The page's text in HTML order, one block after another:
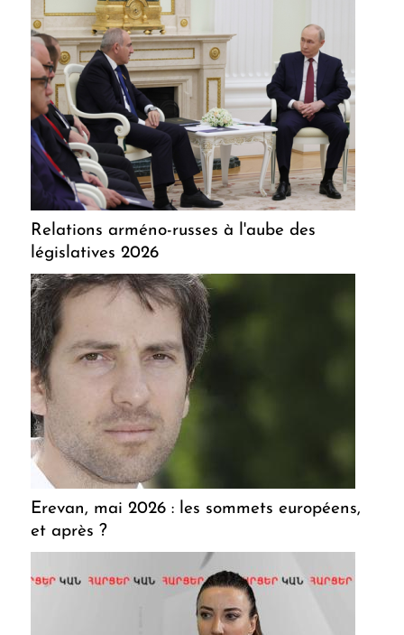
Relations arméno-russes à l'aube des
législatives 2026
Erevan, mai 2026 : les sommets européens,
et après ?